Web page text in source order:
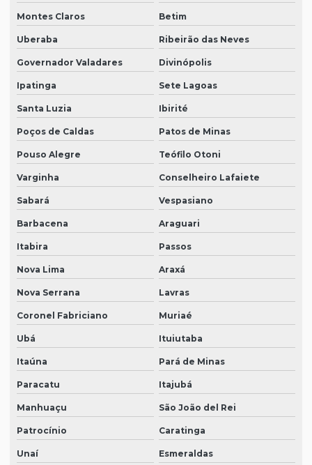
Montes Claros Betim
Uberaba Ribeirão das Neves
Governador Valadares Divinópolis
Ipatinga Sete Lagoas
Santa Luzia Ibirité
Poços de Caldas Patos de Minas
Pouso Alegre Teófilo Otoni
Varginha Conselheiro Lafaiete
Sabará Vespasiano
Barbacena Araguari
Itabira Passos
Nova Lima Araxá
Nova Serrana Lavras
Coronel Fabriciano Muriaé
Ubá Ituiutaba
Itaúna Pará de Minas
Paracatu Itajubá
Manhuaçu São João del Rei
Patrocínio Caratinga
Unaí Esmeraldas